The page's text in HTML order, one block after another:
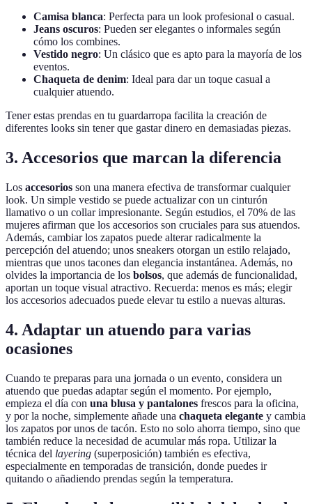
Camisa blanca: Perfecta para un look profesional o casual.
Jeans oscuros: Pueden ser elegantes o informales según
cómo los combines.
Vestido negro: Un clásico que es apto para la mayoría de los
eventos.
Chaqueta de denim: Ideal para dar un toque casual a
cualquier atuendo.
Tener estas prendas en tu guardarropa facilita la creación de
diferentes looks sin tener que gastar dinero en demasiadas piezas.
3. Accesorios que marcan la diferencia
Los accesorios son una manera efectiva de transformar cualquier
look. Un simple vestido se puede actualizar con un cinturón
llamativo o un collar impresionante. Según estudios, el 70% de las
mujeres afirman que los accesorios son cruciales para sus atuendos.
Además, cambiar los zapatos puede alterar radicalmente la
percepción del atuendo; unos sneakers otorgan un estilo relajado,
mientras que unos tacones dan elegancia instantánea. Además, no
olvides la importancia de los bolsos, que además de funcionalidad,
aportan un toque visual atractivo. Recuerda: menos es más; elegir
los accesorios adecuados puede elevar tu estilo a nuevas alturas.
4. Adaptar un atuendo para varias
ocasiones
Cuando te preparas para una jornada o un evento, considera un
atuendo que puedas adaptar según el momento. Por ejemplo,
empieza el día con una blusa y pantalones frescos para la oficina,
y por la noche, simplemente añade una chaqueta elegante y cambia
los zapatos por unos de tacón. Esto no solo ahorra tiempo, sino que
también reduce la necesidad de acumular más ropa. Utilizar la
técnica del layering (superposición) también es efectiva,
especialmente en temporadas de transición, donde puedes ir
quitando o añadiendo prendas según la temperatura.